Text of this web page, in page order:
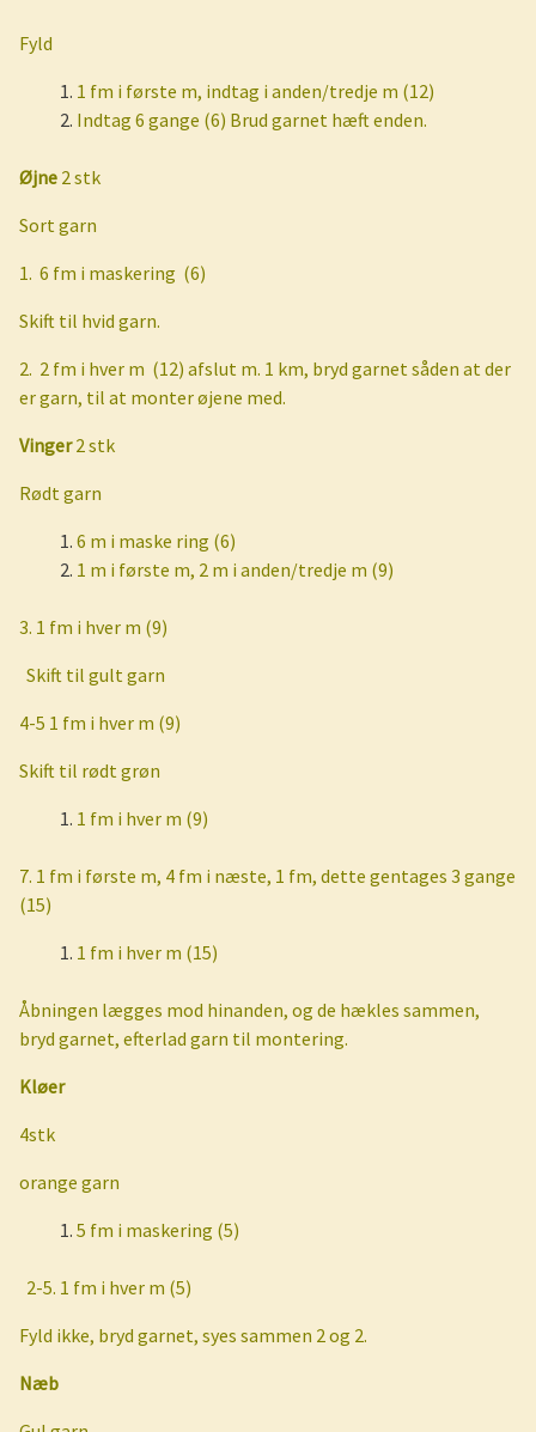
Fyld
1 fm i første m, indtag i anden/tredje m (12)
Indtag 6 gange (6) Brud garnet hæft enden.
Øjne 2 stk
Sort garn
1. 6 fm i maskering (6)
Skift til hvid garn.
2. 2 fm i hver m (12) afslut m. 1 km, bryd garnet såden at der
er garn, til at monter øjene med.
Vinger2 stk
Rødt garn
6 m i maske ring (6)
1 m i første m, 2 m i anden/tredje m (9)
3. 1 fm i hver m (9)
Skift til gult garn
4-5 1 fm i hver m (9)
Skift til rødt grøn
1 fm i hver m (9)
7. 1 fm i første m, 4 fm i næste, 1 fm, dette gentages 3 gange
(15)
1 fm i hver m (15)
Åbningen lægges mod hinanden, og de hækles sammen,
bryd garnet, efterlad garn til montering.
Kløer
4stk
orange garn
5 fm i maskering (5)
2-5. 1 fm i hver m (5)
Fyld ikke, bryd garnet, syes sammen 2 og 2.
Næb